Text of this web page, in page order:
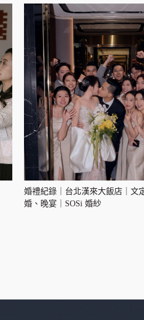
婚禮紀錄｜台北漢來大飯店｜文
婚、晚宴｜SOSi 婚紗